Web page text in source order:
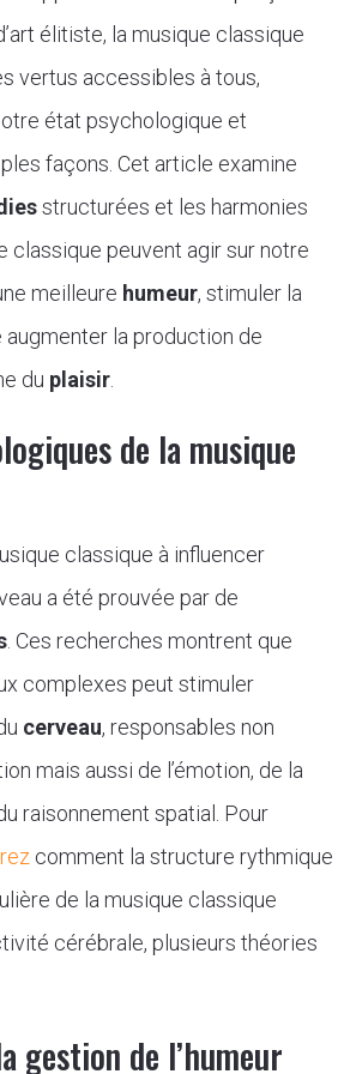
élitiste, la musique classique
vertus accessibles à tous,
état psychologique et
façons. Cet article examine
structurées et les harmonies
classique peuvent agir sur notre
meilleure humeur, stimuler la
la production de
du plaisir.
de la musique
classique à influencer
a été prouvée par de
. Ces recherches montrent que
complexes peut stimuler
cerveau, responsables non
mais aussi de l’émotion, de la
raisonnement spatial. Pour
comment la structure rythmique
de la musique classique
cérébrale, plusieurs théories
gestion de l’humeur